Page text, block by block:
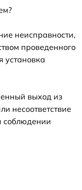
неисправности,
проведенного
установка
выход из
несоответствие
соблюдении